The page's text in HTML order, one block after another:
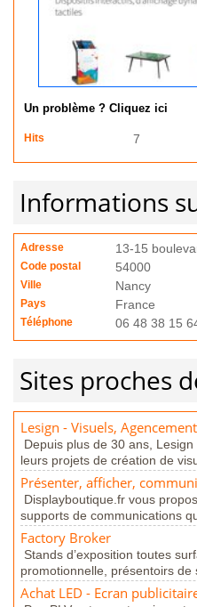
Un problème ? Cliquez ici
Hits 7
Informations
Adresse 13-15
Code postal 54000
Ville Nancy
Pays France
Téléphone 06 48 38 15
Sites proches
Lesign - Visuels,
Depuis plus de 30 ans,
leurs projets de création de
Présenter, afficher,
Displayboutique.fr vous
supports de communications
Factory Broker
Stands d’exposition toutes
promotionnelle, présentoirs de
Achat LED - Ecran